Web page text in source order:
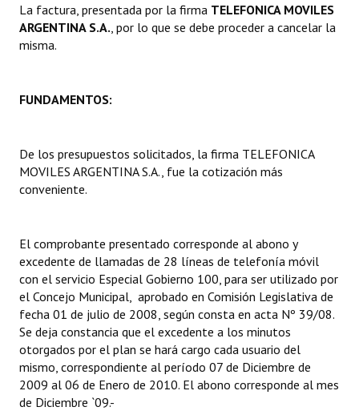
Organigrama
Informes de Gestión
Dictámenes Asesoría Letrada
Actas de Sesión
Ejecución Presupuestaria
Actas de Audiencias Públicas
NORMATIVA
Comunicaciones
Declaraciones
La factura, presentada por la firma TELEFONICA MOVILES
ARGENTINA S.A., por lo que se debe proceder a cancelar la
misma.
FUNDAMENTOS:
De los presupuestos solicitados, la firma TELEFONICA
MOVILES ARGENTINA S.A., fue la cotización más
conveniente.
El comprobante presentado corresponde al abono y
excedente de llamadas de 28 líneas de telefonía móvil
con el servicio Especial Gobierno 100, para ser utilizado por
el Concejo Municipal, aprobado en Comisión Legislativa de
fecha 01 de julio de 2008, según consta en acta Nº 39/08.
Se deja constancia que el excedente a los minutos
otorgados por el plan se hará cargo cada usuario del
mismo, correspondiente al período 07 de Diciembre de
2009 al 06 de Enero de 2010. El abono corresponde al mes
de Diciembre `09.-